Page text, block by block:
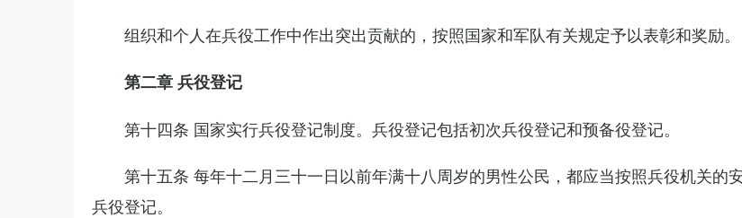
组织和个人在兵役工作中作出突出贡献的，按照国家和军队有关规定予以表彰和奖励。
第二章 兵役登记
第十四条 国家实行兵役登记制度。兵役登记包括初次兵役登记和预备役登记。
第十五条 每年十二月三十一日以前年满十八周岁的男性公民，都应当按照兵役机关的
兵役登记。